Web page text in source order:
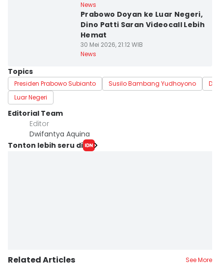
News
Prabowo Doyan ke Luar Negeri,
Dino Patti Saran Videocall Lebih
Hemat
30 Mei 2026, 21:12 WIB
News
Topics
Presiden Prabowo Subianto Susilo Bambang Yudhoyono
Luar Negeri
Editorial Team
Editor
Dwifantya Aquina
Tonton lebih seru di
Related Articles See More